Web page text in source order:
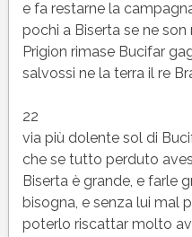
e fa restarne la
pochi a Biserta se ne son
Prigion rimase Bucifar
salvossi ne la terra il re
22
via più dolente sol di
che se tutto perduto
Biserta è grande, e farle
bisogna, e senza lui mal
poterlo riscattar molto